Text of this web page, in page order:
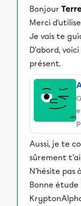
Bonjour
Merci
Je vais te
D'abord,
présent.
Aussi, je te
sûrement
N'hésite pas
Bonne étude